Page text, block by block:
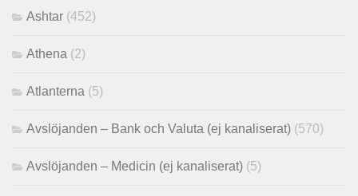
Ashtar (452)
Athena (2)
Atlanterna (5)
Avslöjanden – Bank och Valuta (ej kanaliserat) (570)
Avslöjanden – Medicin (ej kanaliserat) (5)